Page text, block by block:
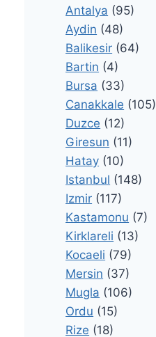
Antalya (95)
Aydin (48)
Balikesir (64)
Bartin (4)
Bursa (33)
Canakkale (105)
Duzce (12)
Giresun (11)
Hatay (10)
Istanbul (148)
Izmir (117)
Kastamonu (7)
Kirklareli (13)
Kocaeli (79)
Mersin (37)
Mugla (106)
Ordu (15)
Rize (18)